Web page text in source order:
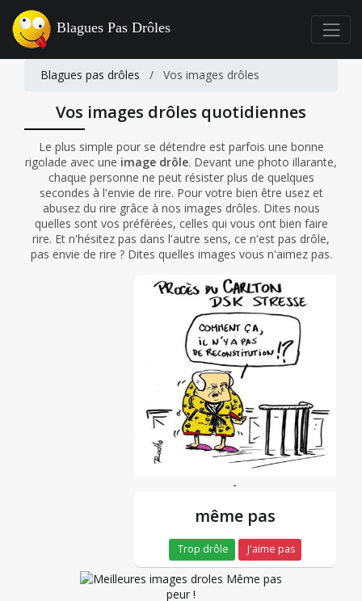
Blagues Pas Drôles
Blagues pas drôles / Vos images drôles
Vos images drôles quotidiennes
Le plus simple pour se détendre est parfois une bonne
rigolade avec une image drôle. Devant une photo illarante,
chaque personne ne peut résister plus de quelques
secondes à l'envie de rire. Pour votre bien être usez et
abusez du rire grâce à nos images drôles. Dites nous
quelles sont vos préférées, celles qui vous ont bien faire
rire. Et n'hésitez pas dans l'autre sens, ce n'est pas drôle,
pas envie de rire ? Dites quelles images vous n'aimez pas.
-
même pas
Trop drôle J'aime pas